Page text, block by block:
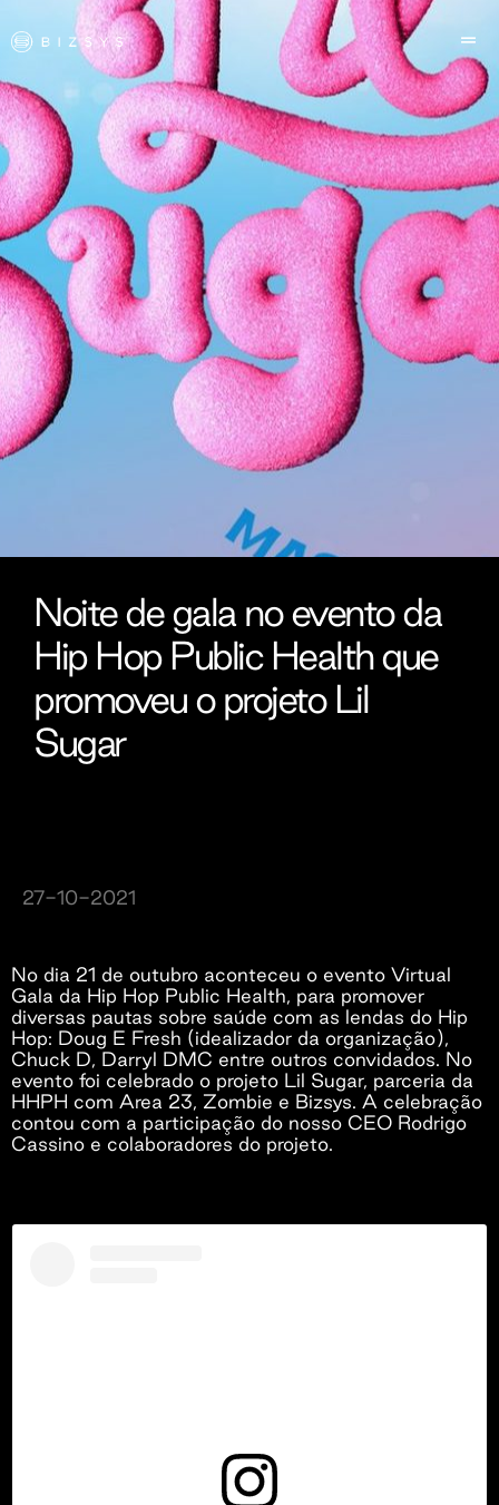
Noite de gala no evento da
Hip Hop Public Health que
promoveu o projeto Lil
Sugar
27-10-2021
No dia 21 de outubro aconteceu o evento Virtual
Gala da Hip Hop Public Health, para promover
diversas pautas sobre saúde com as lendas do Hip
Hop: Doug E Fresh (idealizador da organização),
Chuck D, Darryl DMC entre outros convidados. No
evento foi celebrado o projeto Lil Sugar, parceria da
HHPH com Area 23, Zombie e Bizsys. A celebração
contou com a participação do nosso CEO Rodrigo
Cassino e colaboradores do projeto.